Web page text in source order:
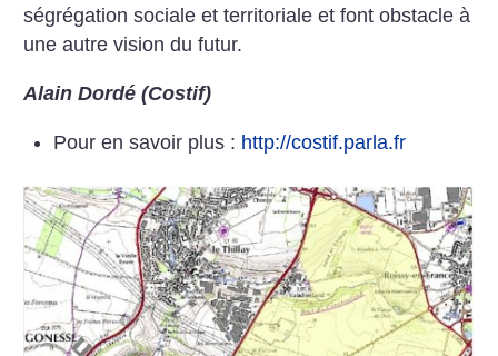
ségrégation sociale et territoriale et font obstacle à
une autre vision du futur.
Alain Dordé (Costif)
Pour en savoir plus : http://costif.parla.fr